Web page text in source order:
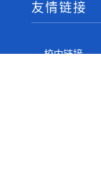
友情链接